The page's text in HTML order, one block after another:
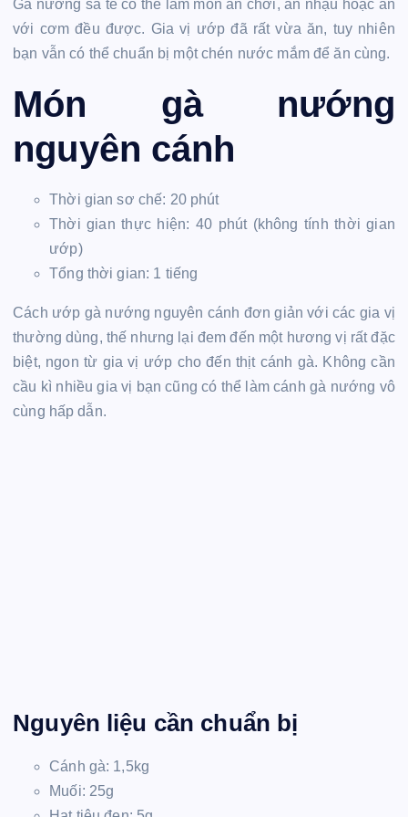
Gà nướng sa tế có thể làm món ăn chơi, ăn nhậu hoặc ăn
với cơm đều được. Gia vị ướp đã rất vừa ăn, tuy nhiên
bạn vẫn có thể chuẩn bị một chén nước mắm để ăn cùng.
Món gà nướng
nguyên cánh
Thời gian sơ chế: 20 phút
Thời gian thực hiện: 40 phút (không tính thời gian
ướp)
Tổng thời gian: 1 tiếng
Cách ướp gà nướng nguyên cánh đơn giản với các gia vị
thường dùng, thế nhưng lại đem đến một hương vị rất đặc
biệt, ngon từ gia vị ướp cho đến thịt cánh gà. Không cần
cầu kì nhiều gia vị bạn cũng có thể làm cánh gà nướng vô
cùng hấp dẫn.
Nguyên liệu cần chuẩn bị
Cánh gà: 1,5kg
Muối: 25g